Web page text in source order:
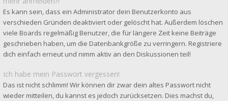
Es kann sein, dass ein Administrator dein Benutzerkonto aus
verschieden Gründen deaktiviert oder gelöscht hat. Außerdem löschen
viele Boards regelmäßig Benutzer, die für längere Zeit keine Beiträge
geschrieben haben, um die Datenbankgröße zu verringern. Registriere
dich einfach erneut und nimm aktiv an den Diskussionen teil!
Ich habe mein Passwort vergessen!
Das ist nicht schlimm! Wir können dir zwar dein altes Passwort nicht
wieder mitteilen, du kannst es jedoch zurücksetzen. Dies machst du,